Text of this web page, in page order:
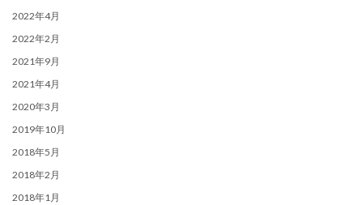
2022年4月
2022年2月
2021年9月
2021年4月
2020年3月
2019年10月
2018年5月
2018年2月
2018年1月